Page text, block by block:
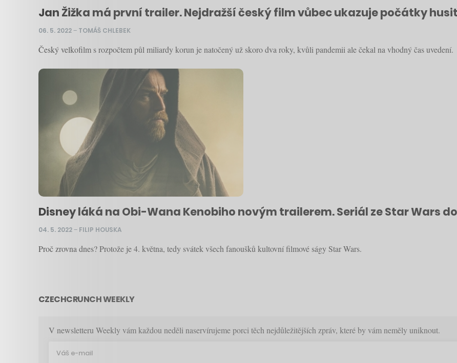
Jan Žižka má první trailer. Nejdražší český film vůbec ukazuje počátky
06. 5. 2022– TOMÁŠ CHLEBEK
Český velkofilm s rozpočtem půl miliardy korun je natočený už skoro dva roky, kvůli pandemii ale čekal na vhodný čas uvedení.
Disney láká na Obi-Wana Kenobiho novým trailerem. Seriál ze Star Wars
04. 5. 2022– FILIP HOUSKA
Proč zrovna dnes? Protože je 4. května, tedy svátek všech fanoušků kultovní filmové ságy Star Wars.
CZECHCRUNCH WEEKLY
V newsletteru Weekly vám každou neděli naservírujeme porci těch nejdůležitějších zpráv, které by vám neměly uniknout.